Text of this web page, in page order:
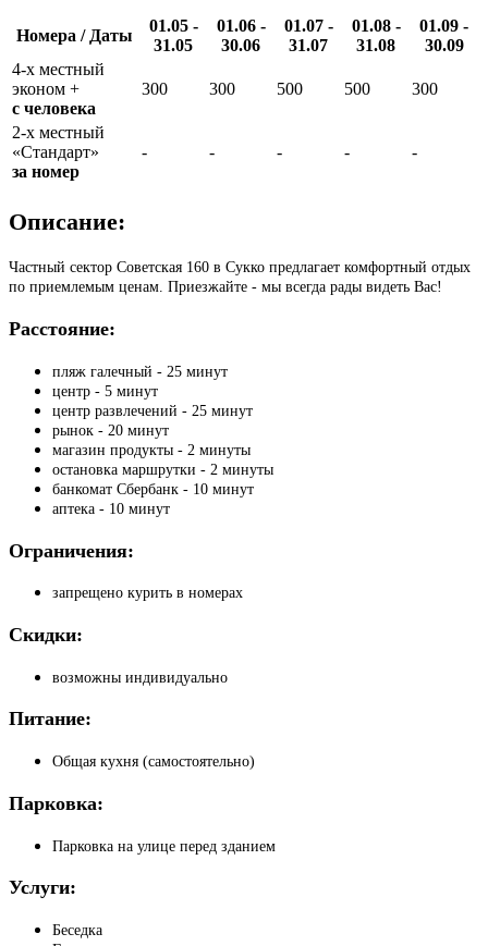
Номера / Даты
01.05 -
31.05
01.06 -
30.06
01.07 -
31.07
01.08 -
31.08
01.09 -
30.09
4-х местный
эконом +
с человека
300 300 500 500 300
2-х местный
«Стандарт»
за номер
- - - - -
Описание:
Частный сектор Советская 160 в Сукко предлагает комфортный отдых
по приемлемым ценам. Приезжайте - мы всегда рады видеть Вас!
Расстояние:
пляж галечный - 25 минут
центр - 5 минут
центр развлечений - 25 минут
рынок - 20 минут
магазин продукты - 2 минуты
остановка маршрутки - 2 минуты
банкомат Сбербанк - 10 минут
аптека - 10 минут
Ограничения:
запрещено курить в номерах
Скидки:
возможны индивидуально
Питание:
Общая кухня (самостоятельно)
Парковка:
Парковка на улице перед зданием
Услуги:
Беседка